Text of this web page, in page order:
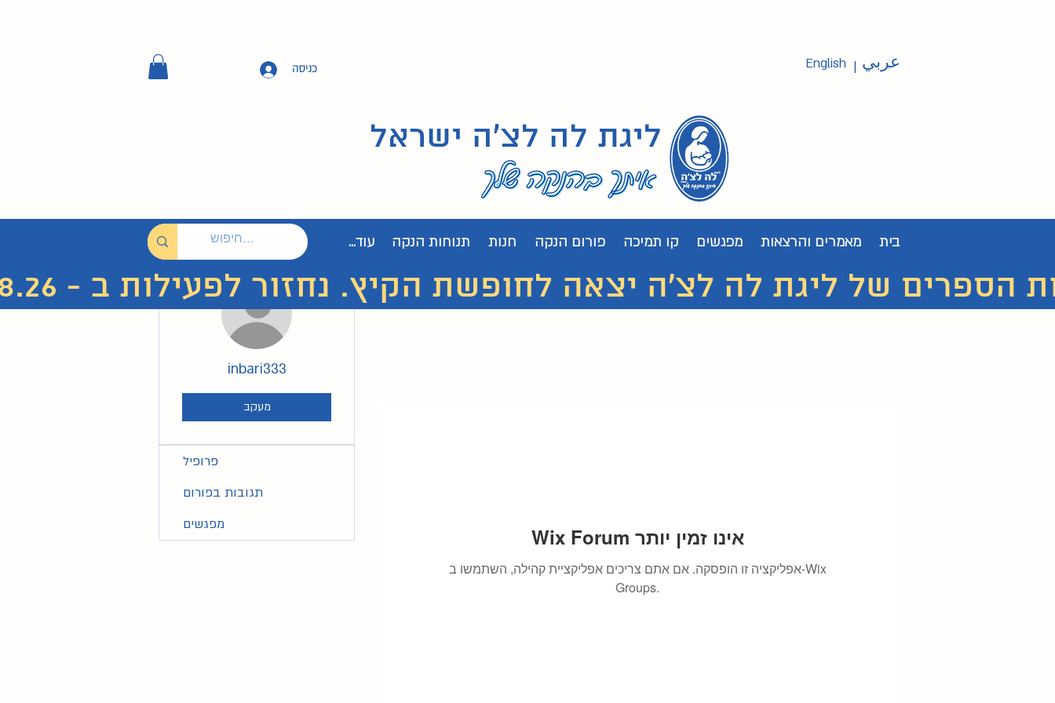
כניסה English عربي |
ליגת לה לצ'ה ישראל
בית מאמרים והרצאות מפגשים קו תמיכה פורום הנקה חנות תנוחות הנקה עוד...
הספרים של ליגת לה לצ'ה יצאה לחופשת הקיץ. נחזור לפעילות ב - 7.8.26
Wix Forum אינו זמין יותר
אפליקציה זו הופסקה. אם אתם צריכים אפליקציית קהילה, השתמשו ב-Wix
Groups.
inbari333
מעקב
פרופיל
תגובות בפורום
מפגשים